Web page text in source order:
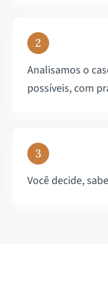
2
Analisamos o
possíveis, com
3
Você decide,